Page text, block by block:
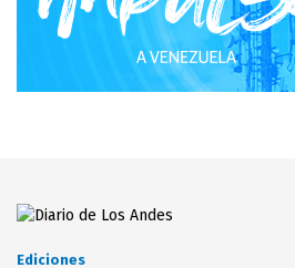
Ediciones